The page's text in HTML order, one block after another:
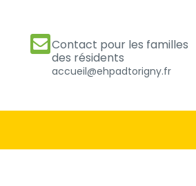
Contact pour les familles
des résidents
accueil@ehpadtorigny.fr